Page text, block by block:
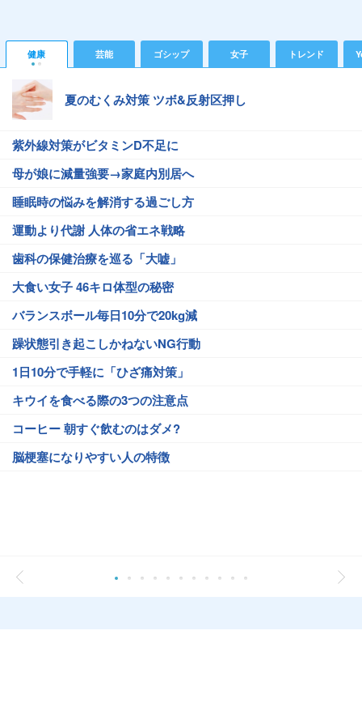
健康 芸能 ゴシップ 女子 トレンド
夏のむくみ対策 ツボ&反射区押し
紫外線対策がビタミンD不足に
母が娘に減量強要→家庭内別居へ
睡眠時の悩みを解消する過ごし方
運動より代謝 人体の省エネ戦略
歯科の保健治療を巡る「大嘘」
大食い女子 46キロ体型の秘密
バランスボール毎日10分で20kg減
躁状態引き起こしかねないNG行動
1日10分で手軽に「ひざ痛対策」
キウイを食べる際の3つの注意点
コーヒー 朝すぐ飲むのはダメ?
脳梗塞になりやすい人の特徴